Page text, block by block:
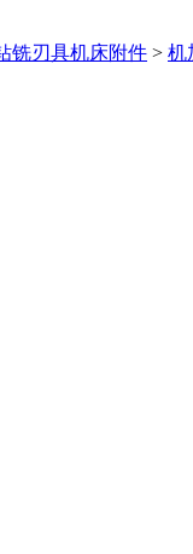
铣刃具机床附件 > 机